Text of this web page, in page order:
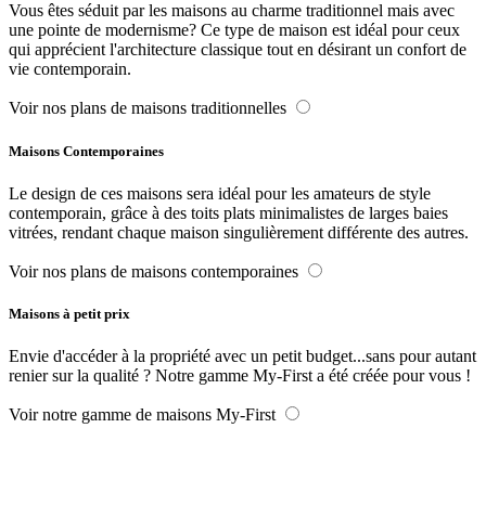
Vous êtes séduit par les maisons au charme traditionnel mais avec
une pointe de modernisme? Ce type de maison est idéal pour ceux
qui apprécient l'architecture classique tout en désirant un confort de
vie contemporain.
Voir nos plans de maisons traditionnelles
Maisons Contemporaines
Le design de ces maisons sera idéal pour les amateurs de style
contemporain, grâce à des toits plats minimalistes de larges baies
vitrées, rendant chaque maison singulièrement différente des autres.
Voir nos plans de maisons contemporaines
Maisons à petit prix
Envie d'accéder à la propriété avec un petit budget...sans pour autant
renier sur la qualité ? Notre gamme My-First a été créée pour vous !
Voir notre gamme de maisons My-First